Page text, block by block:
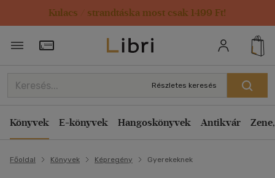
Kulacs / strandtáska most csak 1499 Ft!
Törzsvásárlói Kártya adatai
Részletes keresés
Könyvek E-könyvek Hangoskönyvek Antikvár
Főoldal Könyvek Képregény Gyerekeknek